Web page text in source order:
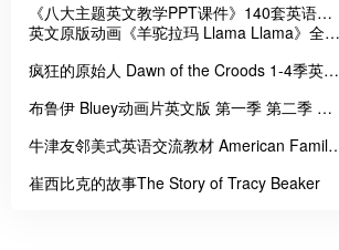
《八大主题英文教学PPT课件》140套英语启
蒙幻灯片
英文原版动画《羊驼拉玛 Llama Llama》全2
疯狂的原始人 Dawn of the Croods 1-4季英文
布鲁伊 Bluey动画片英文版 第一季 第二季 第
牛津友邻美式英语交流教材 American Family
崔西比克的故事The Story of Tracy Beaker